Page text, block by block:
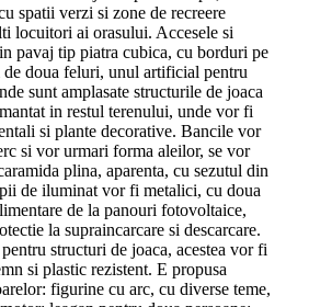
spatii verzi si zone de recreere
locuitori ai orasului. Accesele si
pavaj tip piatra cubica, cu borduri pe
doua feluri, unul artificial pentru
sunt amplasate structurile de joaca
in restul terenului, unde vor fi
si plante decorative. Bancile vor
si vor urmari forma aleilor, se vor
plina, aparenta, cu sezutul din
de iluminat vor fi metalici, cu doua
de la panouri fotovoltaice,
la supraincarcare si descarcare.
structuri de joaca, acestea vor fi
si plastic rezistent. E propusa
figurine cu arc, cu diverse teme,